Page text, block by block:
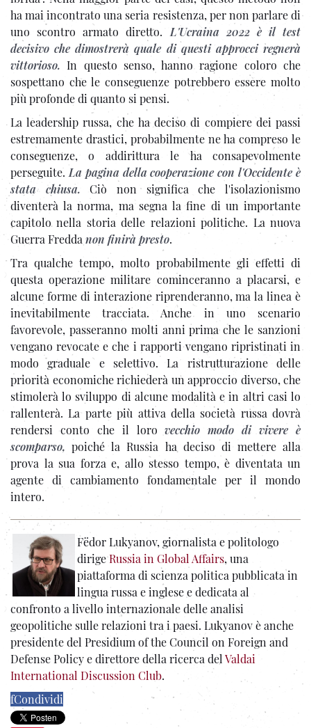
ha mai incontrato una seria resistenza, per non parlare di
uno scontro armato diretto. L'Ucraina 2022 è il test
decisivo che dimostrerà quale di questi approcci regnerà
vittorioso. In questo senso, hanno ragione coloro che
sospettano che le conseguenze potrebbero essere molto
più profonde di quanto si pensi.
La leadership russa, che ha deciso di compiere dei passi
estremamente drastici, probabilmente ne ha compreso le
conseguenze, o addirittura le ha consapevolmente
perseguite. La pagina della cooperazione con l'Occidente è
stata chiusa. Ciò non significa che l'isolazionismo
diventerà la norma, ma segna la fine di un importante
capitolo nella storia delle relazioni politiche. La nuova
Guerra Fredda non finirà presto.
Tra qualche tempo, molto probabilmente gli effetti di
questa operazione militare cominceranno a placarsi, e
alcune forme di interazione riprenderanno, ma la linea è
inevitabilmente tracciata. Anche in uno scenario
favorevole, passeranno molti anni prima che le sanzioni
vengano revocate e che i rapporti vengano ripristinati in
modo graduale e selettivo. La ristrutturazione delle
priorità economiche richiederà un approccio diverso, che
stimolerà lo sviluppo di alcune modalità e in altri casi lo
rallenterà. La parte più attiva della società russa dovrà
rendersi conto che il lorovecchio modo di vivere è
scomparso, poiché la Russia ha deciso di mettere alla
prova la sua forza e, allo stesso tempo, è diventata un
agente di cambiamento fondamentale per il mondo
intero.
Fëdor Lukyanov, giornalista e politologo
dirigeRussia in Global Affairs, una
piattaforma di scienza politica pubblicata in
lingua russa e inglese e dedicata al
confronto a livello internazionale delle analisi
geopolitiche sulle relazioni tra i paesi. Lukyanov è anche
presidente del Presidium of the Council on Foreign and
Defense Policy e direttore della ricerca del Valdai
International Discussion Club.
fCondividi